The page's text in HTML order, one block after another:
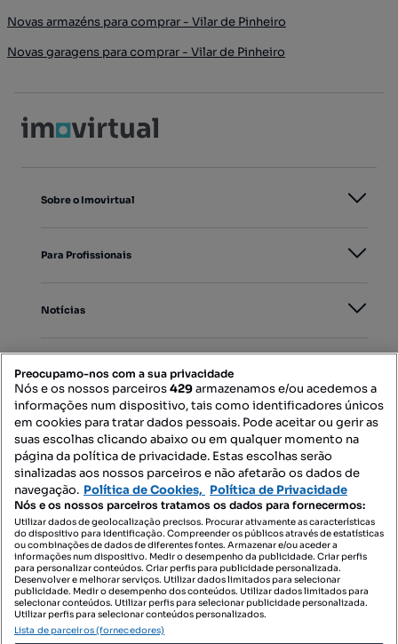
Novas armazéns para comprar - Vilar de Pinheiro
Novas garagens para comprar - Vilar de Pinheiro
Sobre o Imovirtual
Para Profissionais
Notícias
Mapa do Site
Contacte-nos
SIGA-NOS:
DESCARREGAR NA:
Preocupamo-nos com a sua privacidade
Nós e os nossos parceiros429armazenamos e/ou acedemos a
informações num dispositivo, tais como identificadores únicos
em cookies para tratar dados pessoais. Pode aceitar ou gerir as
suas escolhas clicando abaixo ou em qualquer momento na
página da política de privacidade. Estas escolhas serão
sinalizadas aos nossos parceiros e não afetarão os dados de
navegação. Política de Cookies, Política de Privacidade
Nós e os nossos parceiros tratamos os dados para fornecermos:
Utilizar dados de geolocalização precisos. Procurar ativamente as características
do dispositivo para identificação. Compreender os públicos através de estatísticas
ou combinações de dados de diferentes fontes. Armazenar e/ou aceder a
informações num dispositivo. Medir o desempenho da publicidade. Criar perfis
para personalizar conteúdos. Criar perfis para publicidade personalizada.
Desenvolver e melhorar serviços. Utilizar dados limitados para selecionar
publicidade. Medir o desempenho dos conteúdos. Utilizar dados limitados para
selecionar conteúdos. Utilizar perfis para selecionar publicidade personalizada.
Utilizar perfis para selecionar conteúdos personalizados.
Lista de parceiros (fornecedores)